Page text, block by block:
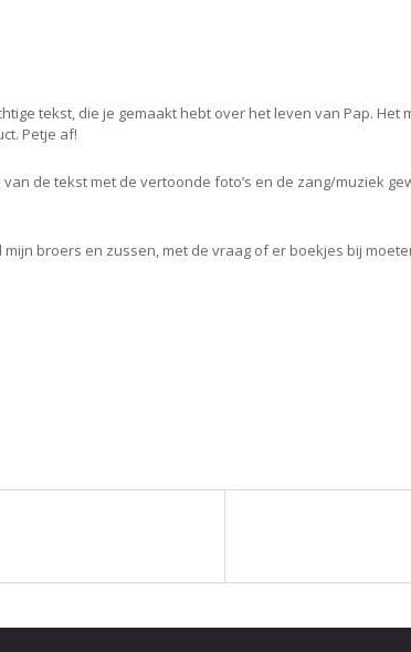
tekst, die je gemaakt hebt over het leven van Pap. Het
Petje af!
de tekst met de vertoonde foto’s en de zang/muziek
broers en zussen, met de vraag of er boekjes bij